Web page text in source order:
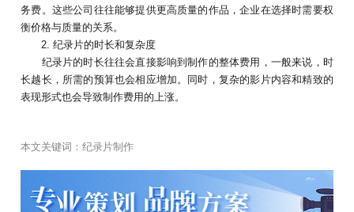
务费。这些公司往往能够提供更高质量的作品，企业在选择时需要权
衡价格与质量的关系。
2. 纪录片的时长和复杂度
纪录片的时长往往会直接影响到制作的整体费用，一般来说，时
长越长，所需的预算也会相应增加。同时，复杂的影片内容和精致的
表现形式也会导致制作费用的上涨。
本文关键词：纪录片制作